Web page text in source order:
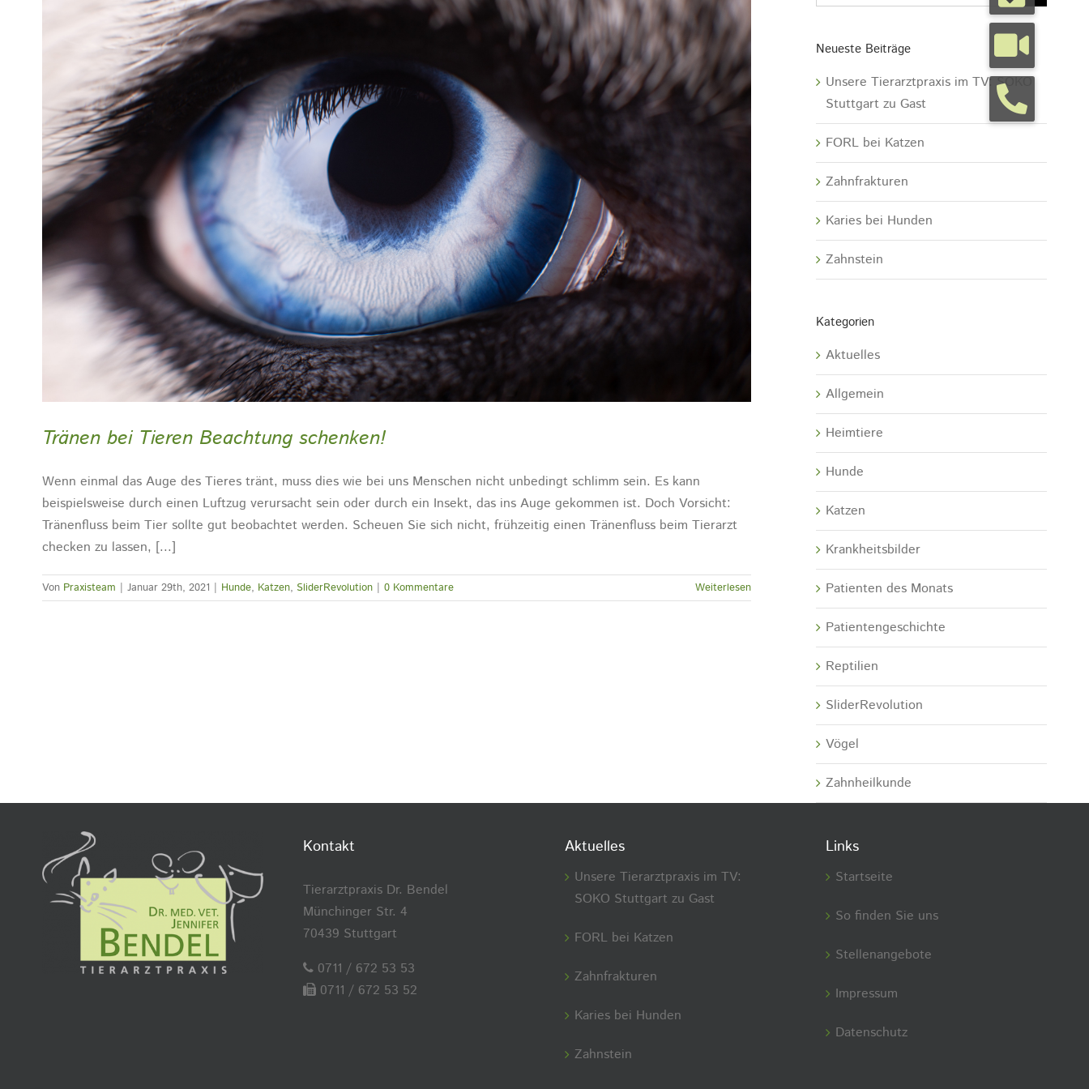
Tränen bei Tieren Beachtung schenken!
Wenn einmal das Auge des Tieres tränt, muss dies wie bei uns Menschen nicht unbedingt schlimm sein. Es kann
beispielsweise durch einen Luftzug verursacht sein oder durch ein Insekt, das ins Auge gekommen ist. Doch Vorsicht:
Tränenfluss beim Tier sollte gut beobachtet werden. Scheuen Sie sich nicht, frühzeitig einen Tränenfluss beim Tierarzt
checken zu lassen, [...]
Von Praxisteam | Januar 29th, 2021 | Hunde, Katzen, SliderRevolution | 0 Kommentare Weiterlesen
Neueste Beiträge
Unsere Tierarztpraxis im TV: SOKO
Stuttgart zu Gast
FORL bei Katzen
Zahnfrakturen
Karies bei Hunden
Zahnstein
Kategorien
Aktuelles
Allgemein
Heimtiere
Hunde
Katzen
Krankheitsbilder
Patienten des Monats
Patientengeschichte
Reptilien
SliderRevolution
Vögel
Zahnheilkunde
Kontakt
Tierarztpraxis Dr. Bendel
Münchinger Str. 4
70439 Stuttgart
0711 / 672 53 53
0711 / 672 53 52
Aktuelles
Unsere Tierarztpraxis im TV:
SOKO Stuttgart zu Gast
FORL bei Katzen
Zahnfrakturen
Karies bei Hunden
Zahnstein
Links
Startseite
So finden Sie uns
Stellenangebote
Impressum
Datenschutz